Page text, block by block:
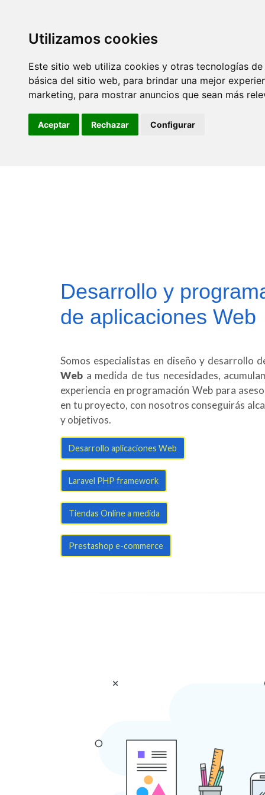
Utilizamos cookies
Este sitio web utiliza cookies y otras tecnologías
básica del sitio web, para brindar una mejor
marketing, para mostrar anuncios que sean más
Aceptar Rechazar Configurar
Desarrollo y
de aplicaciones Web
Somos especialistas en diseño y desarrollo
Web a medida de tus necesidades,
experiencia en programación Web para
en tu proyecto, con nosotros conseguirás
y objetivos.
Desarrollo aplicaciones Web
Laravel PHP framework
Tiendas Online a medida
Prestashop e-commerce